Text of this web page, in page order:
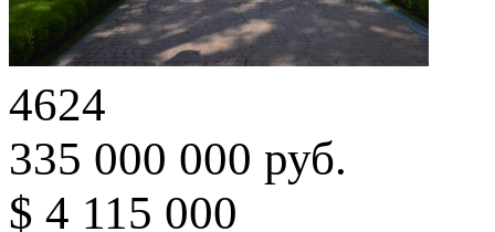
4624
335 000 000 руб.
$ 4 115 000